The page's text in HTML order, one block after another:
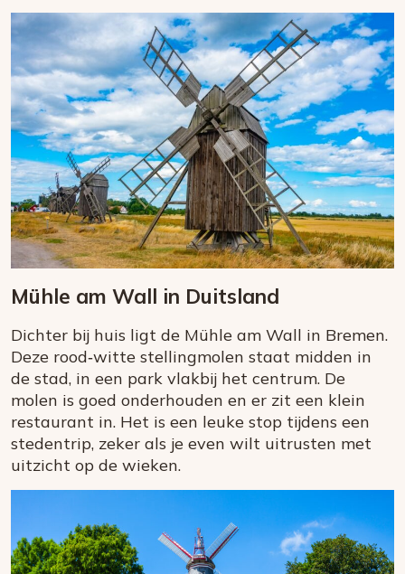
Mühle am Wall in Duitsland
Dichter bij huis ligt de Mühle am Wall in Bremen.
Deze rood‑witte stellingmolen staat midden in
de stad, in een park vlakbij het centrum. De
molen is goed onderhouden en er zit een klein
restaurant in. Het is een leuke stop tijdens een
stedentrip, zeker als je even wilt uitrusten met
uitzicht op de wieken.